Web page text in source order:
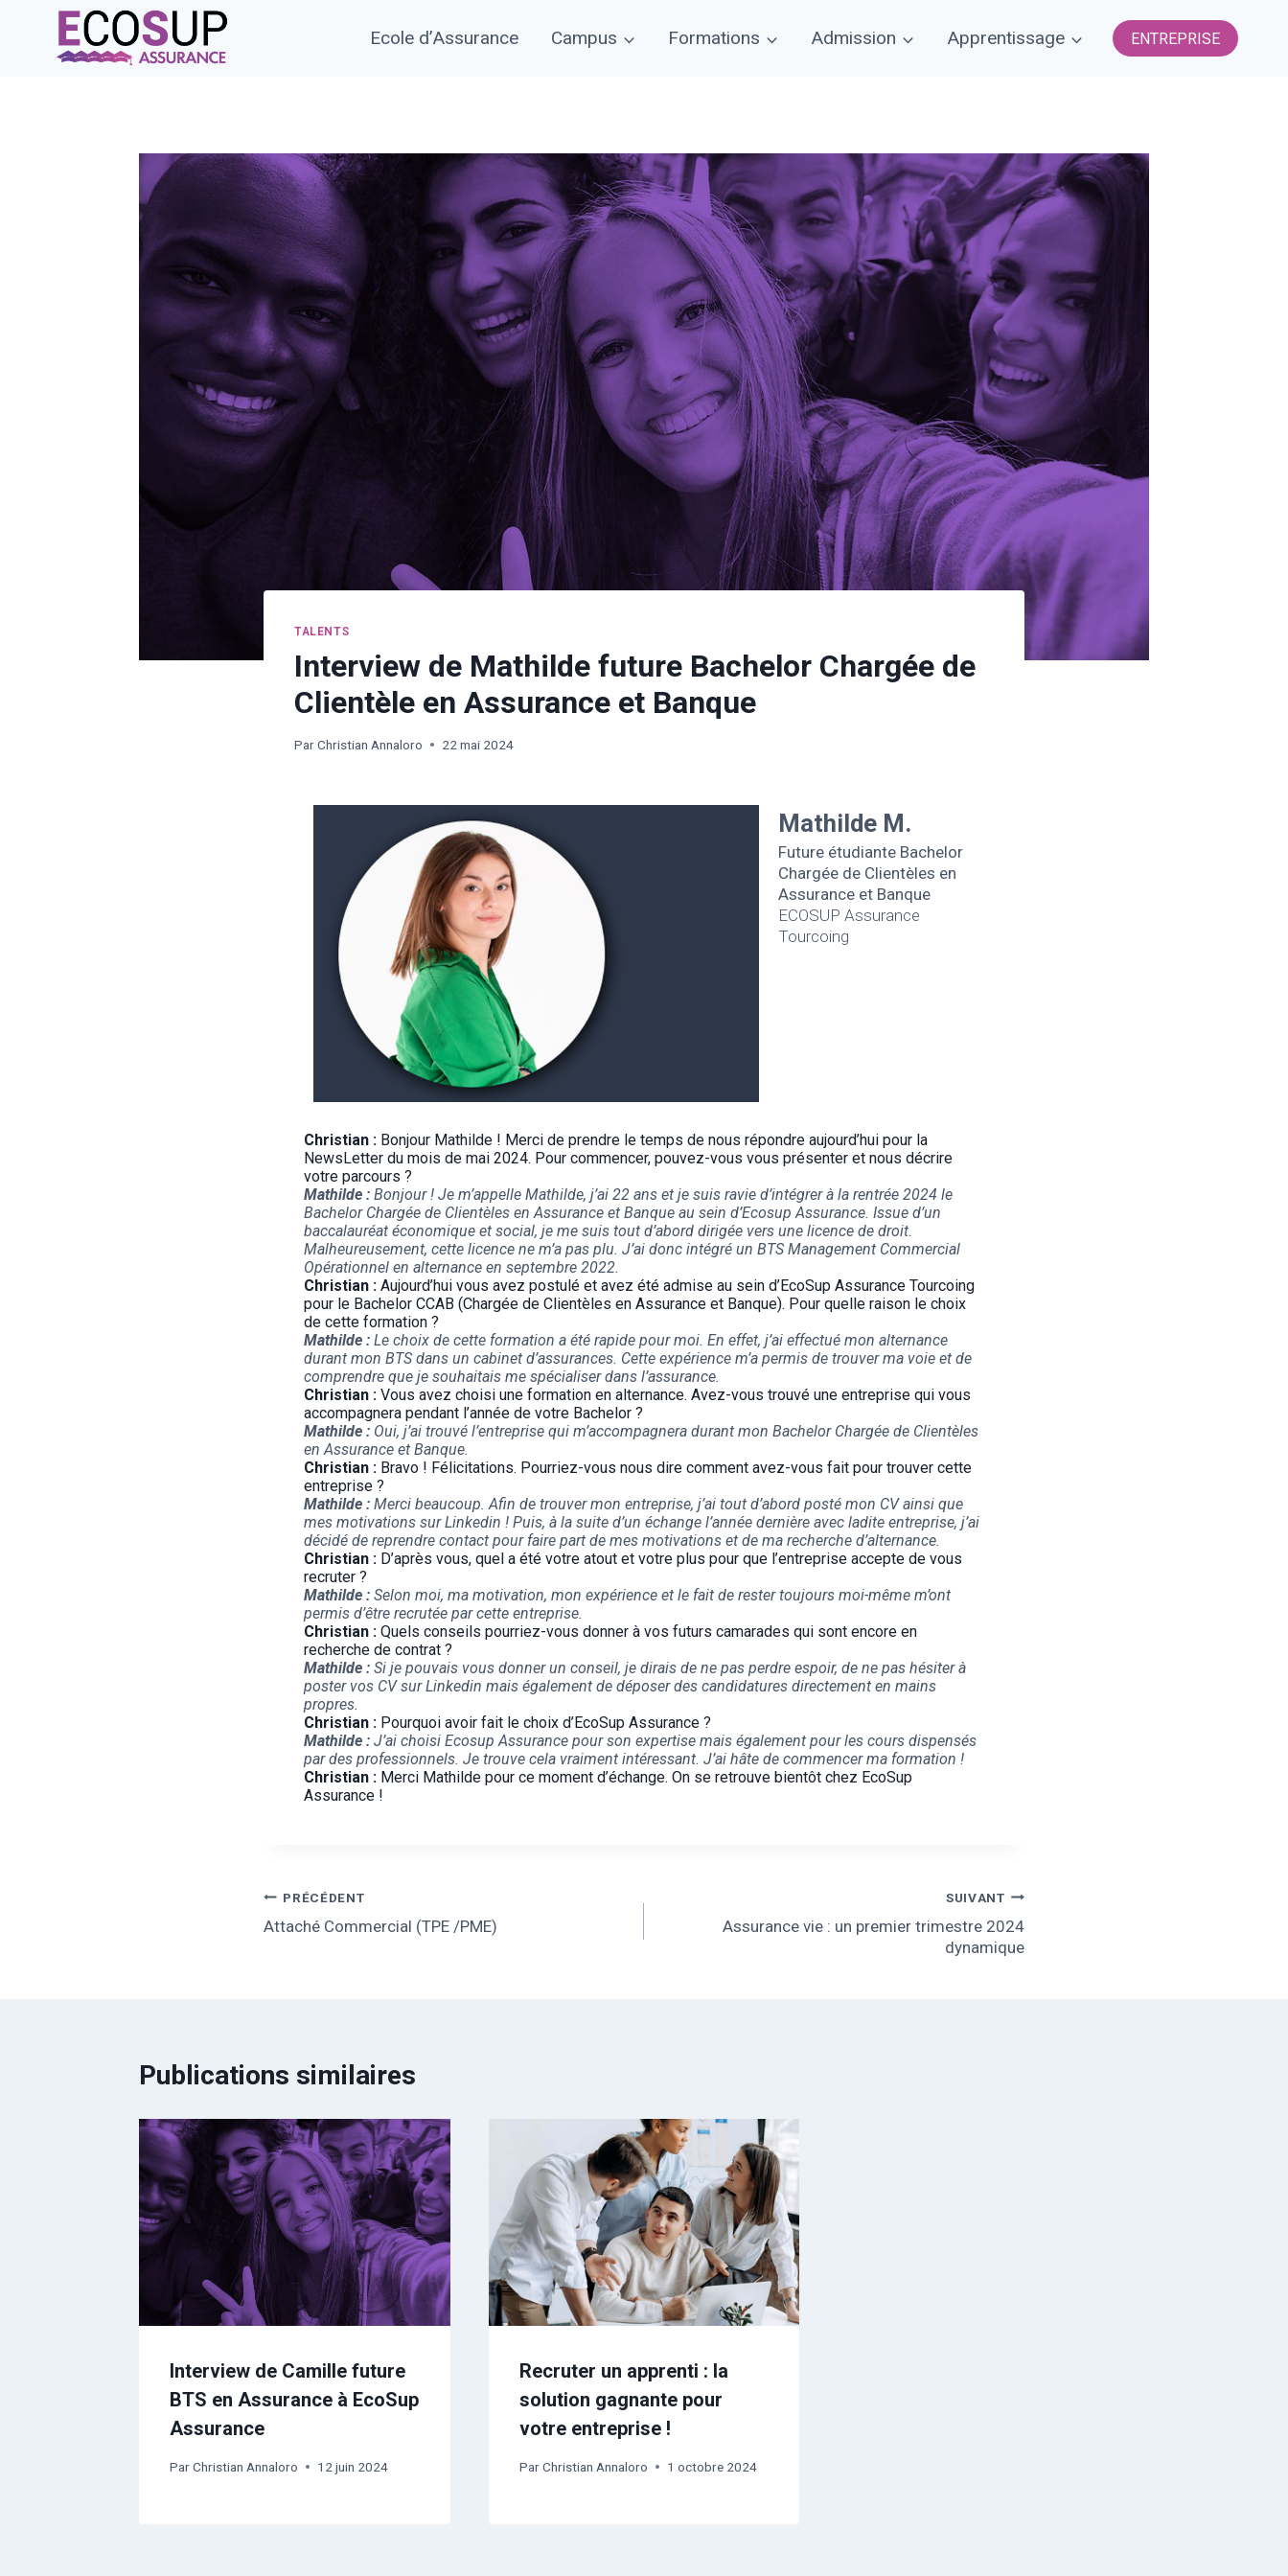
Ecole d’Assurance Campus Formations Admission Apprentissage ENTREPRISE
TALENTS
Interview de Mathilde future Bachelor Chargée de
Clientèle en Assurance et Banque
ParChristian Annaloro 22 mai 2024
Mathilde M.
Future étudiante Bachelor
Chargée de Clientèles en
Assurance et Banque
ECOSUP Assurance
Tourcoing
Christian : Bonjour Mathilde ! Merci de prendre le temps de nous répondre aujourd’hui pour la
NewsLetter du mois de mai 2024. Pour commencer, pouvez-vous vous présenter et nous décrire
votre parcours ?
Mathilde : Bonjour ! Je m’appelle Mathilde, j’ai 22 ans et je suis ravie d’intégrer à la rentrée 2024 le
Bachelor Chargée de Clientèles en Assurance et Banque au sein d’Ecosup Assurance. Issue d’un
baccalauréat économique et social, je me suis tout d’abord dirigée vers une licence de droit.
Malheureusement, cette licence ne m’a pas plu. J’ai donc intégré un BTS Management Commercial
Opérationnel en alternance en septembre 2022.
Christian : Aujourd’hui vous avez postulé et avez été admise au sein d’EcoSup Assurance Tourcoing
pour le Bachelor CCAB (Chargée de Clientèles en Assurance et Banque). Pour quelle raison le choix
de cette formation ?
Mathilde : Le choix de cette formation a été rapide pour moi. En effet, j’ai effectué mon alternance
durant mon BTS dans un cabinet d’assurances. Cette expérience m’a permis de trouver ma voie et de
comprendre que je souhaitais me spécialiser dans l’assurance.
Christian : Vous avez choisi une formation en alternance. Avez-vous trouvé une entreprise qui vous
accompagnera pendant l’année de votre Bachelor ?
Mathilde : Oui, j’ai trouvé l’entreprise qui m’accompagnera durant mon Bachelor Chargée de Clientèles
en Assurance et Banque.
Christian : Bravo ! Félicitations. Pourriez-vous nous dire comment avez-vous fait pour trouver cette
entreprise ?
Mathilde : Merci beaucoup. Afin de trouver mon entreprise, j’ai tout d’abord posté mon CV ainsi que
mes motivations sur Linkedin ! Puis, à la suite d’un échange l’année dernière avec ladite entreprise, j’ai
décidé de reprendre contact pour faire part de mes motivations et de ma recherche d’alternance.
Christian : D’après vous, quel a été votre atout et votre plus pour que l’entreprise accepte de vous
recruter ?
Mathilde : Selon moi, ma motivation, mon expérience et le fait de rester toujours moi-même m’ont
permis d’être recrutée par cette entreprise.
Christian : Quels conseils pourriez-vous donner à vos futurs camarades qui sont encore en
recherche de contrat ?
Mathilde : Si je pouvais vous donner un conseil, je dirais de ne pas perdre espoir, de ne pas hésiter à
poster vos CV sur Linkedin mais également de déposer des candidatures directement en mains
propres.
Christian : Pourquoi avoir fait le choix d’EcoSup Assurance ?
Mathilde : J’ai choisi Ecosup Assurance pour son expertise mais également pour les cours dispensés
par des professionnels. Je trouve cela vraiment intéressant. J’ai hâte de commencer ma formation !
Christian : Merci Mathilde pour ce moment d’échange. On se retrouve bientôt chez EcoSup
Assurance !
PRÉCÉDENT
Attaché Commercial (TPE /PME)
SUIVANT
Assurance vie : un premier trimestre 2024
dynamique
Publications similaires
Interview de Camille future
BTS en Assurance à EcoSup
Assurance
ParChristian Annaloro 12 juin 2024
Recruter un apprenti : la
solution gagnante pour
votre entreprise !
Par Christian Annaloro 1 octobre 2024